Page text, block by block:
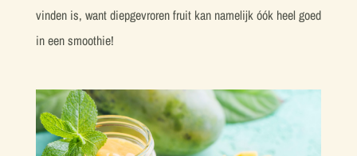
vinden is, want diepgevroren fruit kan namelijk óók heel goed
in een smoothie!